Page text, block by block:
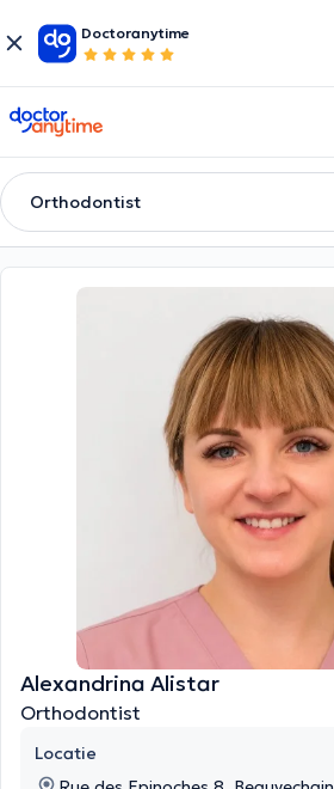
Doctoranytime
doctoranytime
Orthodontist
Alexandrina Alistar
Orthodontist
Locatie